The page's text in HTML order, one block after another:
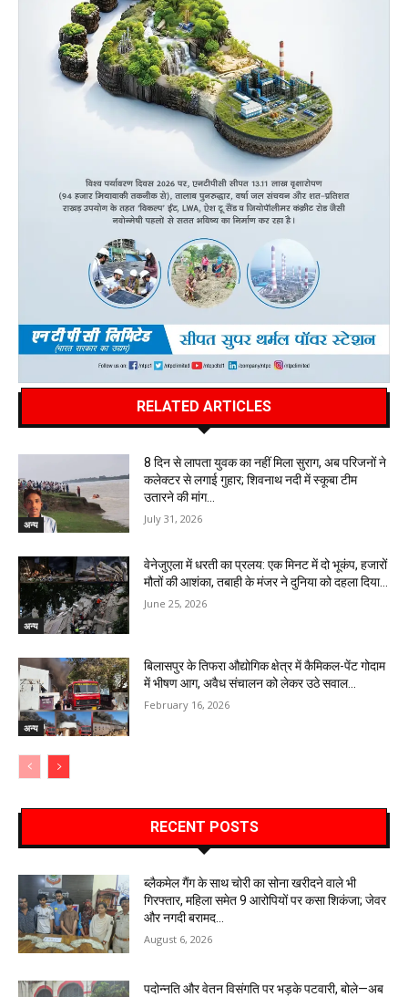
RELATED ARTICLES
अन्य
8 दिन से लापता युवक का नहीं मिला सुराग, अब परिजनों ने
कलेक्टर से लगाई गुहार; शिवनाथ नदी में स्कूबा टीम
उतारने की मांग…
July 31, 2026
अन्य
वेनेजुएला में धरती का प्रलय: एक मिनट में दो भूकंप, हजारों
मौतों की आशंका, तबाही के मंजर ने दुनिया को दहला दिया…
June 25, 2026
अन्य
बिलासपुर के तिफरा औद्योगिक क्षेत्र में कैमिकल-पेंट गोदाम
में भीषण आग, अवैध संचालन को लेकर उठे सवाल…
February 16, 2026
RECENT POSTS
ब्लैकमेल गैंग के साथ चोरी का सोना खरीदने वाले भी
गिरफ्तार, महिला समेत 9 आरोपियों पर कसा शिकंजा; जेवर
और नगदी बरामद…
August 6, 2026
पदोन्नति और वेतन विसंगति पर भड़के पटवारी, बोले—अब